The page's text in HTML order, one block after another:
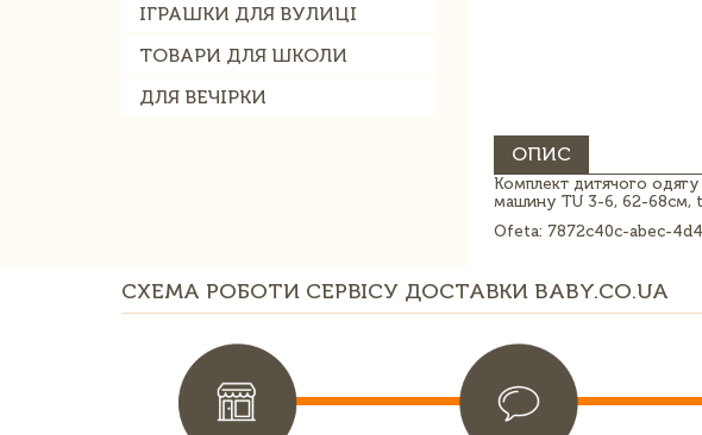
ІГРАШКИ ДЛЯ ВУЛИЦІ
ТОВАРИ ДЛЯ ШКОЛИ
ДЛЯ ВЕЧІРКИ
ОПИС
Комплект дитячого
машину TU 3-6, 62-68см,
Ofeta: 7872c40c-abec-
СХЕМА РОБОТИ СЕРВІСУ ДОСТАВКИ BABY.CO.UA